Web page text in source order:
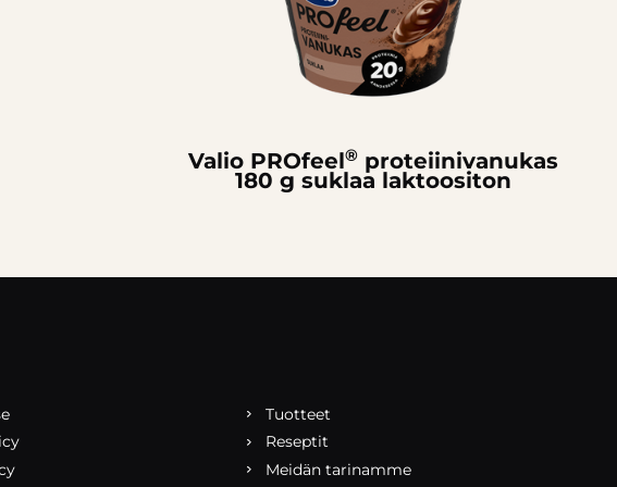
Valio PROfeel® proteiini­vanukas
180 g suklaa laktoositon
Tuotteet
Reseptit
Meidän tarinamme